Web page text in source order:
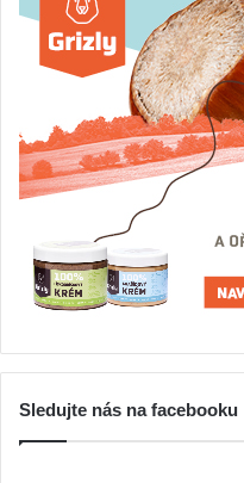
Sledujte nás na facebooku